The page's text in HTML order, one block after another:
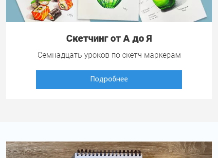
Скетчинг от А до Я
Семнадцать уроков по скетч маркерам
Подробнее